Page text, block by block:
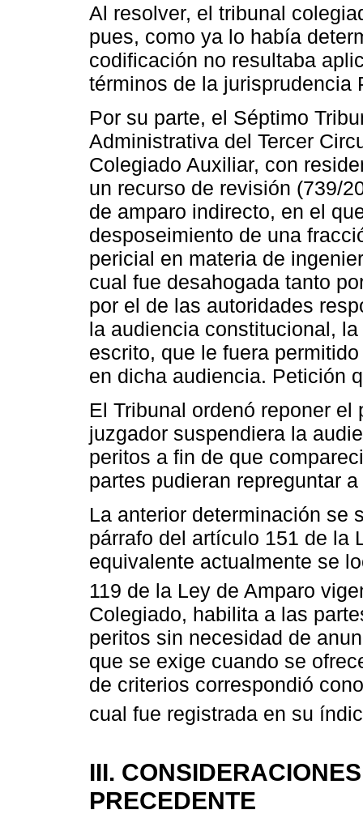
Al resolver, el tribunal
pues, como ya lo había
codificación no resultaba
términos de la jurisprudencia
Por su parte, el Séptimo
Administrativa del Tercer
Colegiado Auxiliar, con
un recurso de revisión (739/
de amparo indirecto, en el
desposeimiento de una
pericial en materia de
cual fue desahogada tanto
por el de las autoridades
la audiencia constitucional,
escrito, que le fuera
en dicha audiencia. Petición
El Tribunal ordenó reponer
juzgador suspendiera la
peritos a fin de que
partes pudieran repreguntar
La anterior determinación se
párrafo del artículo 151 de la
equivalente actualmente se
119 de la Ley de Amparo
Colegiado, habilita a las
peritos sin necesidad de
que se exige cuando se
de criterios correspondió
cual fue registrada en su
III.
PRECEDENTE